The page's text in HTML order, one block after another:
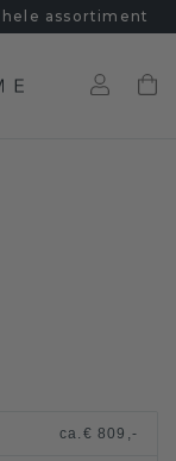
hele assortiment
ca. € 809,-